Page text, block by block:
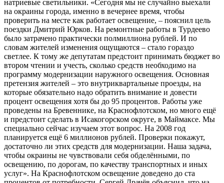
натриевые светильники. «Сегодня мы не случайно выехали
на окраины города, именно в вечернее время, чтобы
проверить на месте как работает освещение, – пояснил цель
поездки Дмитрий Юрков. На ремонтные работы в Турдеево
было затрачено практически полмиллиона рублей. И по
словам жителей изменения ощущаются – стало гораздо
светлее. К тому же депутатам предстоит принимать бюджет во
втором чтении и учесть, сколько средств необходимо на
программу модернизации наружного освещения. Основная
претензия жителей – это внутриквартальные проезды, на
которые обязательно надо обратить внимание и довести
процент освещения хотя бы до 95 процентов. Работы уже
проведены на Бревеннике, на Краснофлотском, но много ещё
и предстоит сделать в Исакогорском округе, в Маймаксе. Мы
специально сейчас изучаем этот вопрос. На 2008 год
планируется ещё 6 миллионов рублей. Проверки покажут,
достаточно ли этих средств для модернизации. Наша задача,
чтобы окраины не чувствовали себя обделёнными, по
освещению, по дорогам, по качеству транспортных и иных
услуг». На Краснофлотском освещение доведено до ста